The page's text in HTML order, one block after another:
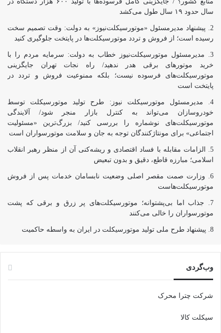
سال حدود ۱۹ سال طول می‌کشد
پیشنهاد مدیرمسئول «موتورسیکلت‌نیوز» به دولت: وقت تصمیم سخت
رسیده است؛ از فروش و تردد موتورسیکلت‌ها در پایتخت جلوگیری کنید
مدیرمسئول موتورسیکلت‌نیوز خطاب به دولت: سرمایه مردم را با
خرید موتورهای برقی هدر ندهید/ راه نجات تهران جایگزینی
موتورسیکلت‌های فرسوده نیست؛ بلکه ممنوعیت فروش و تردد در
پایتخت است
مدیرمسئول موتورسیکلت نیوز: طرح تولید موتورسیکلت توسط
خودروسازان می‌تواند به کنترل بازار منجر شود/ آلایندگی
موتورسیکلت‌های نوشماره را بررسی کنید/ بزرگ‌ترین «مسئولیت
اجتماعی» برای مونتاژکنندگان توجه به جان و سلامت موتورسواران است
الزامات مقابله با فساد اقتصادی و ریشه‌کنی آن از منظر رهبر انقلاب
اسلامی؛ مبارزه قاطع، دقیق و بدون تبعیض
وزارت صمت مقصر اصلی وضعیت نابسامان خدمات پس از فروش
موتورسیکلت‌هاست
جذاب اما بی‌پشتوانه؛ موتورسیکلت‌های پر زرق‌ و برقی که پشت
موتورسواران را خالی می‌کنند
پیشنهاد طرح ملی تولید موتورسیکلت در ایران به واسطه حاکمیت
وب‌گردی
شرکت چترا محرک
سیکلت کالا